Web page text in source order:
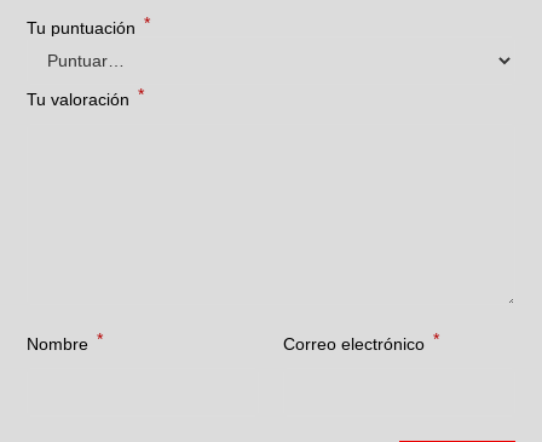
Tu puntuación *
Tu valoración *
Nombre * Correo electrónico *